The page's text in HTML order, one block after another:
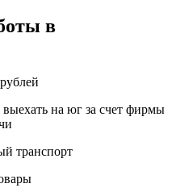
в
на юг за счет фирмы
транспорт